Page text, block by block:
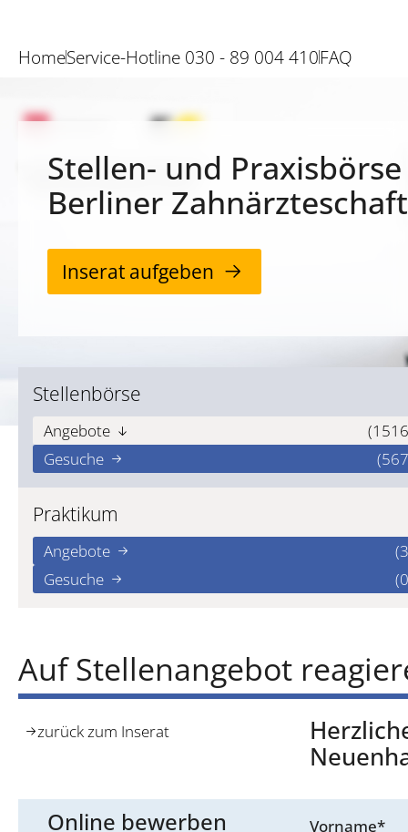
HomeService-Hotline 030 - 89 004 410FAQ
Stellen- und
Berliner Zahnärzteschaft
Inserat aufgeben
Stellenbörse
Angebote
Gesuche
Praktikum
Angebote
Gesuche
Auf Stellenangebot
zurück zum Inserat
Online bewerben Vorname*